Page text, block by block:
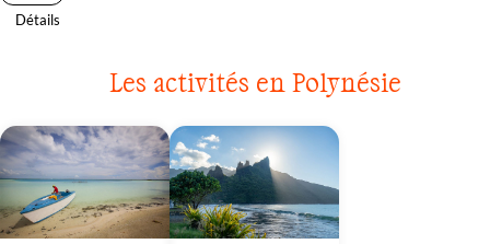
Détails
Les activités en Polynésie